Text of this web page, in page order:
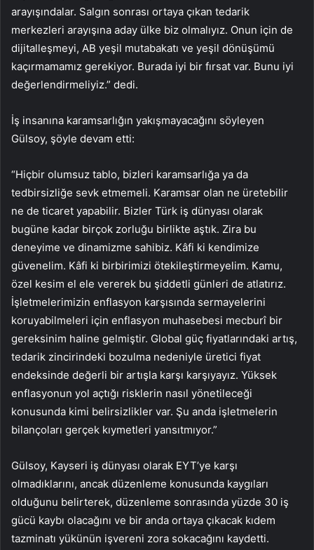
arayışındalar. Salgın sonrası ortaya çıkan tedarik
merkezleri arayışına aday ülke biz olmalıyız. Onun için de
dijitalleşmeyi, AB yeşil mutabakatı ve yeşil dönüşümü
kaçırmamamız gerekiyor. Burada iyi bir fırsat var. Bunu iyi
değerlendirmeliyiz.” dedi.
İş insanına karamsarlığın yakışmayacağını söyleyen
Gülsoy, şöyle devam etti:
“Hiçbir olumsuz tablo, bizleri karamsarlığa ya da
tedbirsizliğe sevk etmemeli. Karamsar olan ne üretebilir
ne de ticaret yapabilir. Bizler Türk iş dünyası olarak
bugüne kadar birçok zorluğu birlikte aştık. Zira bu
deneyime ve dinamizme sahibiz. Kâfi ki kendimize
güvenelim. Kâfi ki birbirimizi ötekileştirmeyelim. Kamu,
özel kesim el ele vererek bu şiddetli günleri de atlatırız.
İşletmelerimizin enflasyon karşısında sermayelerini
koruyabilmeleri için enflasyon muhasebesi mecburî bir
gereksinim haline gelmiştir. Global güç fiyatlarındaki artış,
tedarik zincirindeki bozulma nedeniyle üretici fiyat
endeksinde değerli bir artışla karşı karşıyayız. Yüksek
enflasyonun yol açtığı risklerin nasıl yönetileceği
konusunda kimi belirsizlikler var. Şu anda işletmelerin
bilançoları gerçek kıymetleri yansıtmıyor.”
Gülsoy, Kayseri iş dünyası olarak EYT’ye karşı
olmadıklarını, ancak düzenleme konusunda kaygıları
olduğunu belirterek, düzenleme sonrasında yüzde 30 iş
gücü kaybı olacağını ve bir anda ortaya çıkacak kıdem
tazminatı yükünün işvereni zora sokacağını kaydetti.